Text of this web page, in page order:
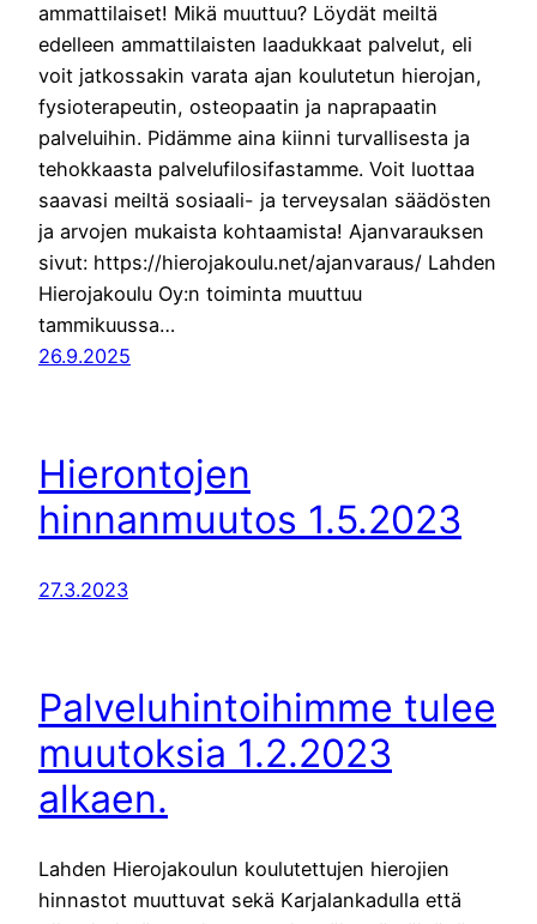
ammattilaiset! Mikä muuttuu? Löydät meiltä
edelleen ammattilaisten laadukkaat palvelut, eli
voit jatkossakin varata ajan koulutetun hierojan,
fysioterapeutin, osteopaatin ja naprapaatin
palveluihin. Pidämme aina kiinni turvallisesta ja
tehokkaasta palvelufilosifastamme. Voit luottaa
saavasi meiltä sosiaali- ja terveysalan säädösten
ja arvojen mukaista kohtaamista! Ajanvarauksen
sivut: https://hierojakoulu.net/ajanvaraus/ Lahden
Hierojakoulu Oy:n toiminta muuttuu
tammikuussa…
26.9.2025
Hierontojen
hinnanmuutos 1.5.2023
27.3.2023
Palveluhintoihimme tulee
muutoksia 1.2.2023
alkaen.
Lahden Hierojakoulun koulutettujen hierojien
hinnastot muuttuvat sekä Karjalankadulla että